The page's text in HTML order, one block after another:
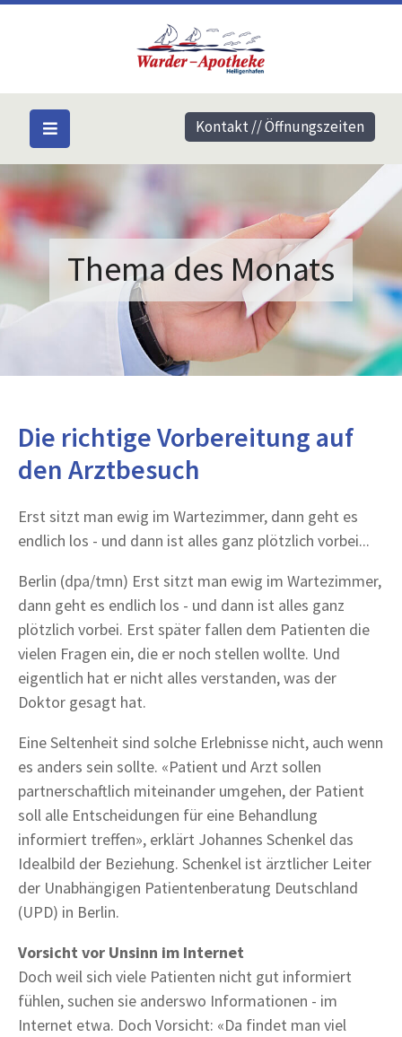
Thema des Monats
Die richtige Vorbereitung auf
den Arztbesuch
Erst sitzt man ewig im Wartezimmer, dann geht es
endlich los - und dann ist alles ganz plötzlich vorbei...
Berlin (dpa/tmn) Erst sitzt man ewig im Wartezimmer,
dann geht es endlich los - und dann ist alles ganz
plötzlich vorbei. Erst später fallen dem Patienten die
vielen Fragen ein, die er noch stellen wollte. Und
eigentlich hat er nicht alles verstanden, was der
Doktor gesagt hat.
Eine Seltenheit sind solche Erlebnisse nicht, auch wenn
es anders sein sollte. «Patient und Arzt sollen
partnerschaftlich miteinander umgehen, der Patient
soll alle Entscheidungen für eine Behandlung
informiert treffen», erklärt Johannes Schenkel das
Idealbild der Beziehung. Schenkel ist ärztlicher Leiter
der Unabhängigen Patientenberatung Deutschland
(UPD) in Berlin.
Vorsicht vor Unsinn im Internet
Doch weil sich viele Patienten nicht gut informiert
fühlen, suchen sie anderswo Informationen - im
Internet etwa. Doch Vorsicht: «Da findet man viel
Kontakt // Öffnungszeiten